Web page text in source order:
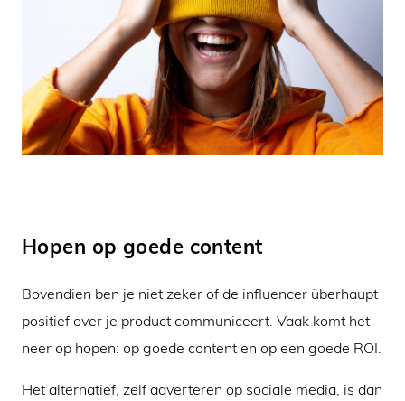
Hopen op goede content
Bovendien ben je niet zeker of de influencer überhaupt
positief over je product communiceert. Vaak komt het
neer op hopen: op goede content en op een goede ROI.
Het alternatief, zelf adverteren op sociale media, is dan